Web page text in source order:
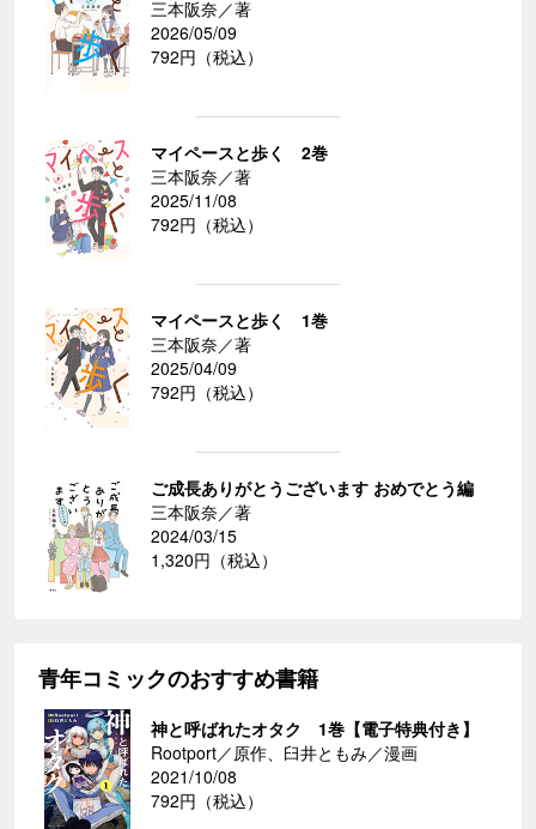
三本阪奈／著
2026/05/09
792円（税込）
マイペースと歩く 2巻
三本阪奈／著
2025/11/08
792円（税込）
マイペースと歩く 1巻
三本阪奈／著
2025/04/09
792円（税込）
ご成長ありがとうございます おめでとう編
三本阪奈／著
2024/03/15
1,320円（税込）
青年コミックのおすすめ書籍
神と呼ばれたオタク 1巻【電子特典付き】
Rootport／原作、臼井ともみ／漫画
2021/10/08
792円（税込）